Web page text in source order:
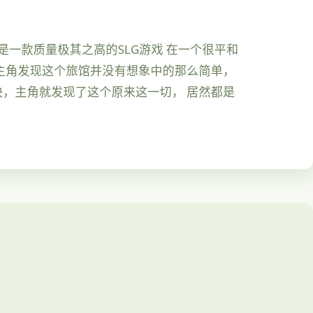
款质量极其之高的SLG游戏 在一个很平和
发现这个旅馆并没有想象中的那么简单，
主角就发现了这个原来这一切， 居然都是